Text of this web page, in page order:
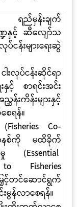
ရည်မှန်းချက်
ဍနှင့် ဆီလျော်သ
များရေးဆွဲ
ပ်ငန်းဆိုင်ရာ
င့် စာရင်းအင်း
းကိန်းများနှင့်
ရန်။
(Fisheries Co-
နစ်ကို မထိခိုက်
(Essential
Fisheries
ြှင့်တင်ဆောင်ရွက်
းမွန်လာစေရန်။